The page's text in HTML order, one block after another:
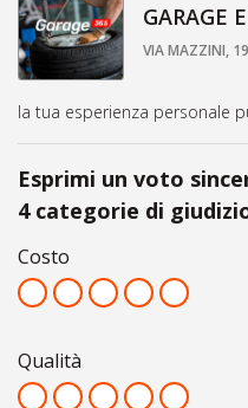
GARAGE
VIA MAZZINI,
la tua esperienza personale
Esprimi un voto
4 categorie di
Costo
Qualità